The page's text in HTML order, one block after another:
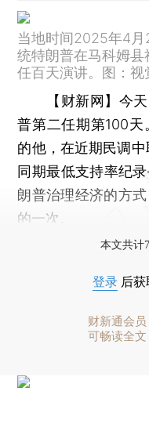
当地时间2025年4
统特朗普在马科姆
任百天演讲。图：视
【财新网】 今
普第二任期第100
的他，在近期民调
同期最低支持率纪
朗普治理经济的方
的一次。
本文共计
登录 后
财新通会员
可畅读全文